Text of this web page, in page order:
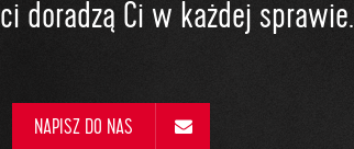
doradzą Ci w każdej sprawie.
NAPISZ DO NAS